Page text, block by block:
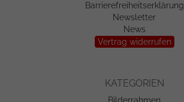
Barrierefreiheitserklärung
Newsletter
News
Vertrag widerrufen
KATEGORIEN